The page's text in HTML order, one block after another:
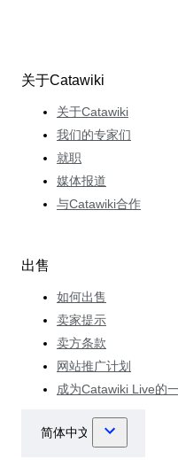
关于Catawiki
关于Catawiki
我们的专家们
就职
媒体报道
与Catawiki合作
出售
如何出售
卖家提示
卖方条款
网站推广计划
成为Catawiki Live的